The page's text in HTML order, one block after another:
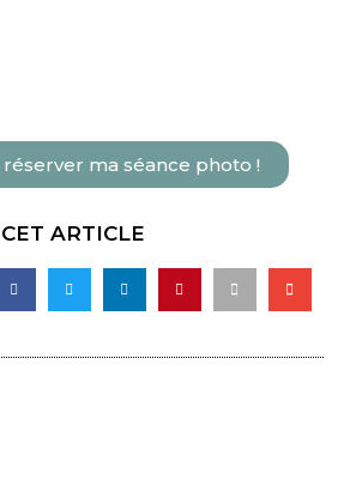
réserver ma séance photo !
ARTICLE